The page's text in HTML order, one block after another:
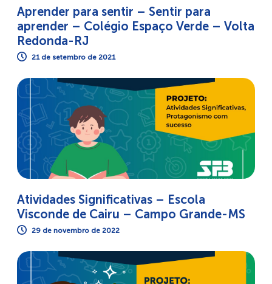
Aprender para sentir – Sentir para
aprender – Colégio Espaço Verde – Volta
Redonda-RJ
21 de setembro de 2021
Atividades Significativas – Escola
Visconde de Cairu – Campo Grande-MS
29 de novembro de 2022